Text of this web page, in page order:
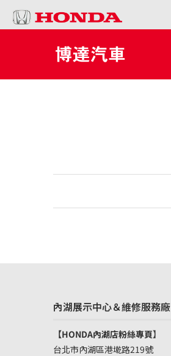
內湖展示中心＆維修服務廠
【HONDA內湖店粉絲專頁】
台北市內湖區港墘路219號